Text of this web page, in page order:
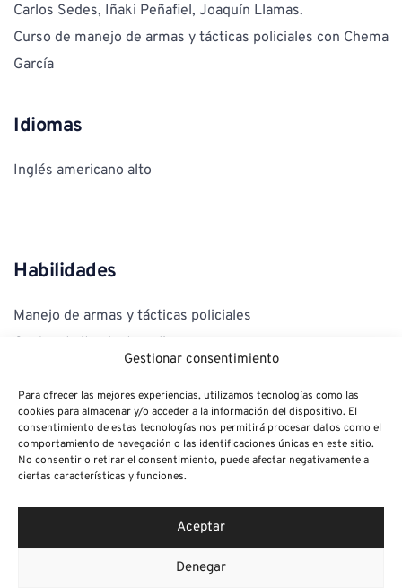
Gestionar consentimiento
Para ofrecer las mejores experiencias, utilizamos tecnologías como las
cookies para almacenar y/o acceder a la información del dispositivo. El
consentimiento de estas tecnologías nos permitirá procesar datos como el
comportamiento de navegación o las identificaciones únicas en este sitio.
No consentir o retirar el consentimiento, puede afectar negativamente a
ciertas características y funciones.
Aceptar
Denegar
Carlos Sedes, Iñaki Peñafiel, Joaquín Llamas.
Curso de manejo de armas y tácticas policiales con Chema
García
Idiomas
Inglés americano alto
Habilidades
Manejo de armas y tácticas policiales
Canto y baile nivel medio
Natación, running, pilates Boxeo, kick boxing (iniciación)
Vídeos